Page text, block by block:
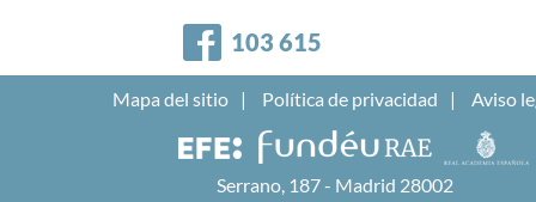
Facebook
103 615
Mapa del sitio Política de privacidad Aviso
Serrano, 187 - Madrid 28002